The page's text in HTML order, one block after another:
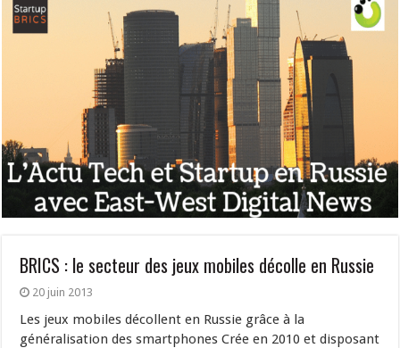
BRICS : le secteur des jeux mobiles décolle en Russie
20 juin 2013
Les jeux mobiles décollent en Russie grâce à la
généralisation des smartphones Crée en 2010 et disposant